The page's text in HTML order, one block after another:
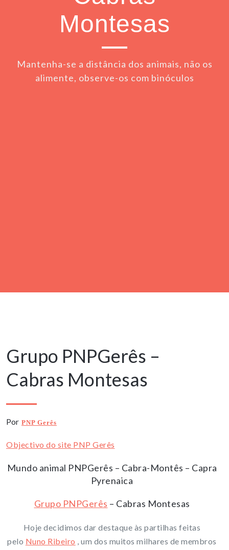
Montesas
Mantenha-se a distância dos animais, não os
alimente, observe-os com binóculos
Grupo PNPGerês –
Cabras Montesas
Por PNP Gerês
Objectivo do site PNP Gerês
Mundo animal PNPGerês – Cabra-Montês – Capra
Pyrenaica
Grupo PNPGerês – Cabras Montesas
Hoje decidimos dar destaque às partilhas feitas
pelo Nuno Ribeiro , um dos muitos milhares de membros